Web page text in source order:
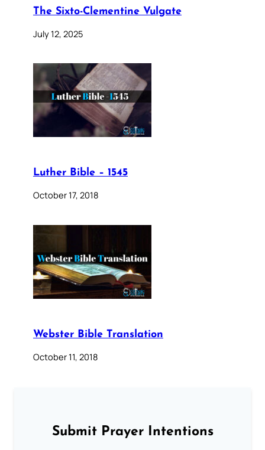
The Sixto-Clementine Vulgate
July 12, 2025
Luther Bible – 1545
October 17, 2018
Webster Bible Translation
October 11, 2018
Submit Prayer Intentions